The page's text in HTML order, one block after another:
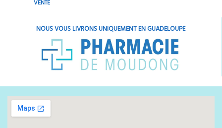
VENTE
NOUS VOUS LIVRONS UNIQUEMENT EN GUADELOUPE